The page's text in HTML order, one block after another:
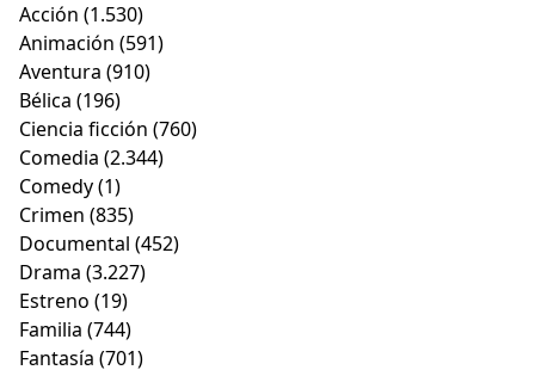
Acción (1.530)
Animación (591)
Aventura (910)
Bélica (196)
Ciencia ficción (760)
Comedia (2.344)
Comedy(1)
Crimen (835)
Documental (452)
Drama (3.227)
Estreno (19)
Familia (744)
Fantasía (701)